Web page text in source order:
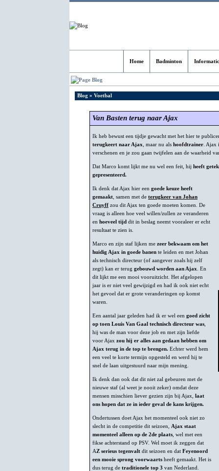
Home Badminton
Blog
Blog » Voetbal
Van Basten terug naar Ajax
Ik heb bewust een tijdje gewacht met het hier te
terugkeert naar Ajax , maar nu als hoofdtrainer .
verschenen en je zou gaan twijfelen aan de waarheid
Dat Marco komt lijkt me nu wel een feit, hij heeft
gepresenteerd.
Ik denk dat Ajax hier een goede keuze heeft
gemaakt , samen met de terugkeer van Johan
Cruyff zou dit Ajax ten goede moeten komen. De
vraag is alleen hoe veel willen/zullen ze veranderen
en hoeveel tijd dit in beslag neemt vooraleer er echt
resultaat te zien is.
Marco en zijn staf lijken me zeer bekwaam om het
huidig Ajax in goede banen te leiden en met Johan
als technisch directeur (of aangever zoals hij zelf
zegt) kan er terug gebouwd worden aan Ajax . En
dit lijkt me een mooi vooruitzicht. Het afgelopen
jaar is er niet veel gewijzigd en had ik ook niet echt
het gevoel dat er grote veranderingen op komst
waren.
Een aantal jaar geleden had ik er wel een goed zicht
op toen Louis Van Gaal technisch directeur was
hij was de man voor deze job en met zijn liefde
voor Ajax zou hij er alles aan gedaan hebben om
Ajax terug in de top te brengen. Echter werd hem
een veel te korte termijn opgesteld en werd hij te
snel de laan uitgestuurd naar mijn mening.
Ik denk dan ook dat dit niet zal gebeuren met de
nieuwe staf (al weet je nooit zeker) omdat deze
mensen misschien liever gezien zijn bij Ajax, laat
ons hopen dat ze in ieder geval de kans krijgen.
Ondertussen doet Ajax het momenteel ook niet zo
slecht in de competitie dit seizoen, Ajax staat
momenteel alleen op de 2de plaats , wel met een
fikse achterstand op PSV. Wel moet ik zeggen dat
AZ serieus tegenvalt dit seizoen en dat Feyenoord
een mooie sprong voorwaarts heeft gemaakt. Het is
dus terug de traditionele top 3 van Nederland.